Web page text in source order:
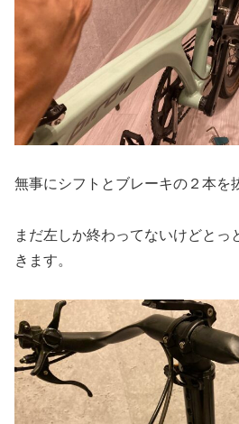
無事にシフトとブレーキの２本を
まだ左しか終わってないけどとっ
きます。